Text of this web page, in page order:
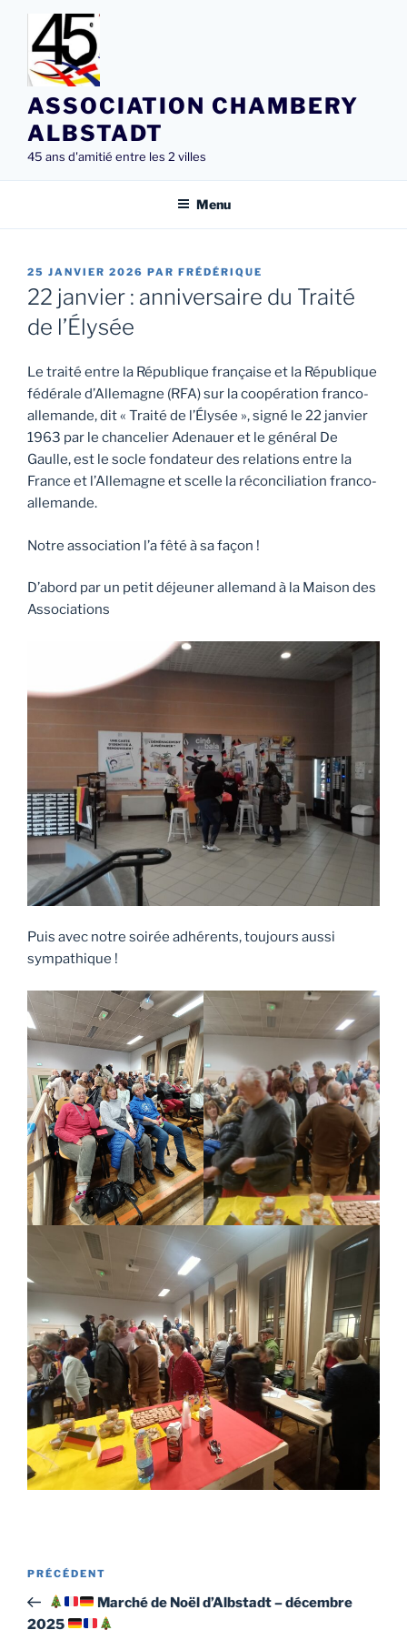
Aller
contenu
principal
ASSOCIATION CHAMBERY
ALBSTADT
45 ans d'amitié entre les 2 villes
Menu
PUBLIÉ
LE
25 JANVIER 2026 PAR FRÉDÉRIQUE
22 janvier : anniversaire du Traité
de l’Élysée
Le traité entre la République française et la République
fédérale d’Allemagne (RFA) sur la coopération franco-
allemande, dit « Traité de l’Élysée », signé le 22 janvier
1963 par le chancelier Adenauer et le général De
Gaulle, est le socle fondateur des relations entre la
France et l’Allemagne et scelle la réconciliation franco-
allemande.
Notre association l’a fêté à sa façon !
D’abord par un petit déjeuner allemand à la Maison des
Associations
Puis avec notre soirée adhérents, toujours aussi
sympathique !
Navigation
l’article
Article
précédent
PRÉCÉDENT
Marché de Noël d’Albstadt – décembre
2025